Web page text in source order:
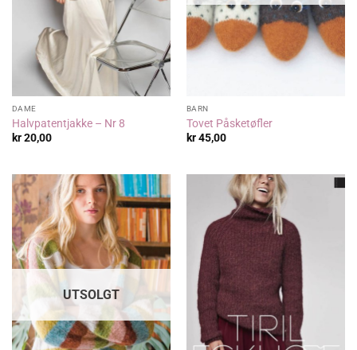
DAME
Halvpatentjakke – Nr 8
kr20,00
BARN
Tovet Påsketøfler
kr45,00
UTSOLGT